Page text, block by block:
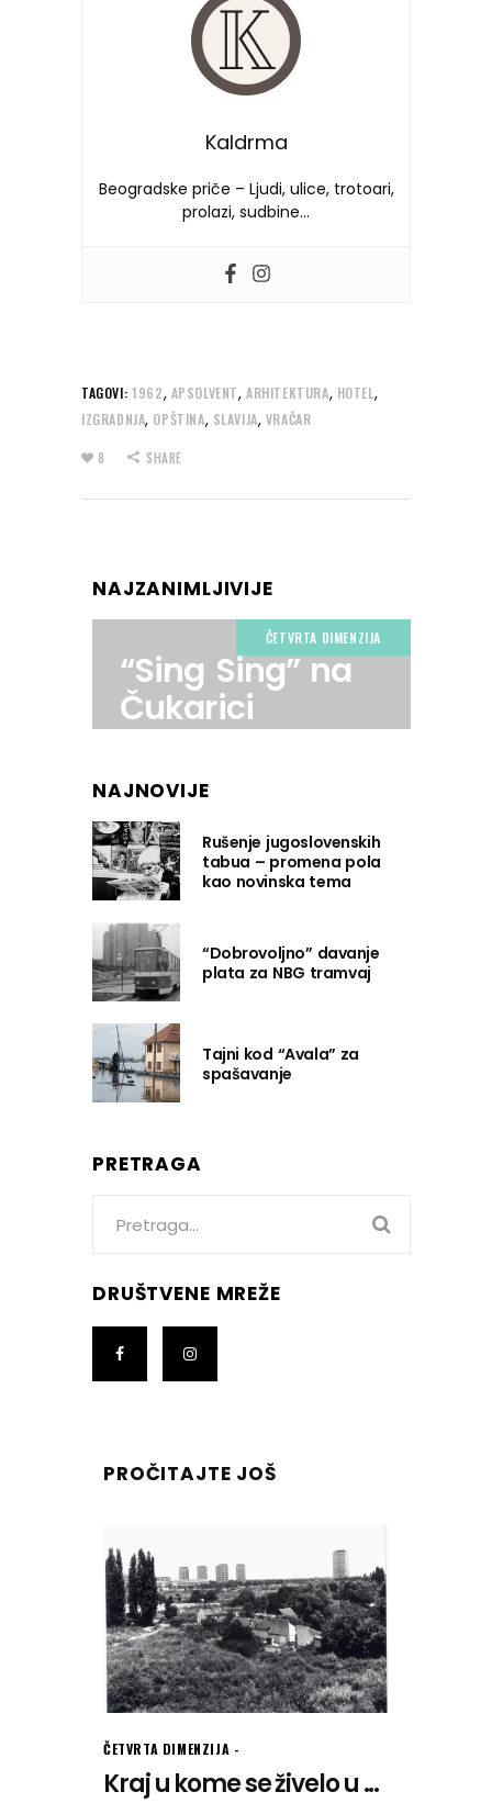
Kaldrma
Beogradske priče – Ljudi, ulice, trotoari,
prolazi, sudbine…
TAGOVI: 1962, APSOLVENT,ARHITEKTURA, HOTEL,
IZGRADNJA, OPŠTINA, SLAVIJA, VRAČAR
8 SHARE
NAJZANIMLJIVIJE
ČETVRTA DIMENZIJA
“Sing Sing” na
Čukarici
NAJNOVIJE
Rušenje jugoslovenskih
tabua – promena pola
kao novinska tema
“Dobrovoljno” davanje
plata za NBG tramvaj
Tajni kod “Avala” za
spašavanje
PRETRAGA
DRUŠTVENE MREŽE
PROČITAJTE JOŠ
ČETVRTA DIMENZIJA
Kraj u kome se živelo u ...